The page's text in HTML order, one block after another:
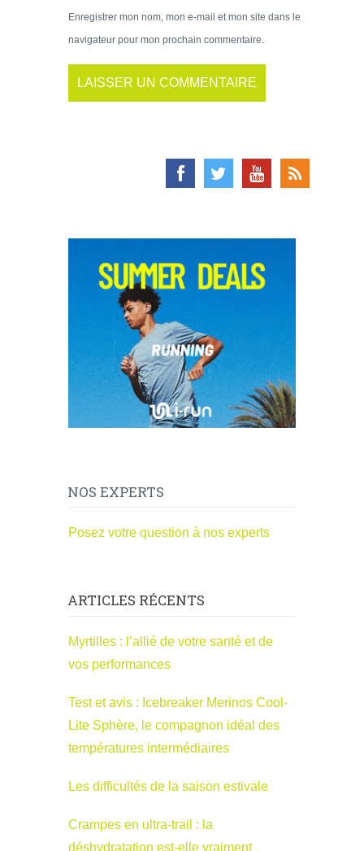
Enregistrer mon nom, mon e-mail et mon site dans le
navigateur pour mon prochain commentaire.
NOS EXPERTS
Posez votre question à nos experts
ARTICLES RÉCENTS
Myrtilles : l’allié de votre santé et de
vos performances
Test et avis : Icebreaker Merinos Cool-
Lite Sphère, le compagnon idéal des
températures intermédiaires
Les difficultés de la saison estivale
Crampes en ultra-trail : la
déshydratation est-elle vraiment